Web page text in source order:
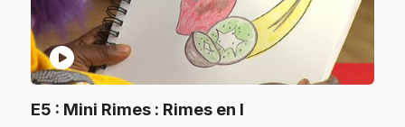
play_circle
E5 : Mini Rimes : Rimes en I